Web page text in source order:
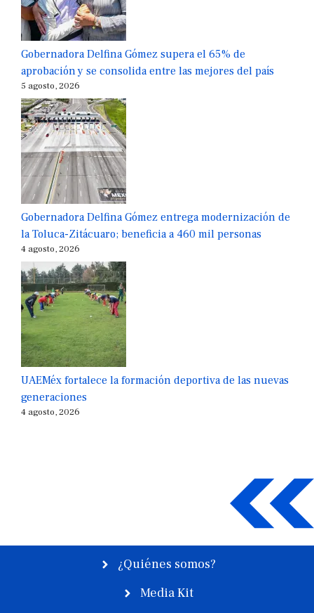
Gobernadora Delfina Gómez supera el 65% de
aprobación y se consolida entre las mejores del país
5 agosto, 2026
Gobernadora Delfina Gómez entrega modernización de
la Toluca-Zitácuaro; beneficia a 460 mil personas
4 agosto, 2026
UAEMéx fortalece la formación deportiva de las nuevas
generaciones
4 agosto, 2026
¿Quiénes somos?
Media Kit